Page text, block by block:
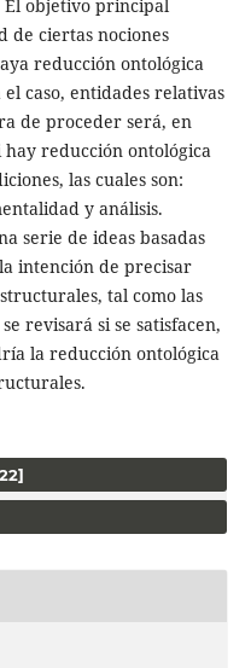
El objetivo principal
de ciertas nociones
reducción ontológica
caso, entidades relativas
de proceder será, en
reducción ontológica
las cuales son:
y análisis.
serie de ideas basadas
intención de precisar
tal como las
revisará si se satisfacen,
la reducción ontológica